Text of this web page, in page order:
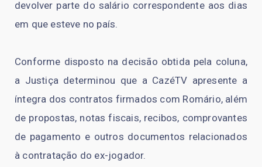
devolver parte do salário correspondente aos dias
em que esteve no país.
Conforme disposto na decisão obtida pela coluna,
a Justiça determinou que a CazéTV apresente a
íntegra dos contratos firmados com Romário, além
de propostas, notas fiscais, recibos, comprovantes
de pagamento e outros documentos relacionados
à contratação do ex-jogador.